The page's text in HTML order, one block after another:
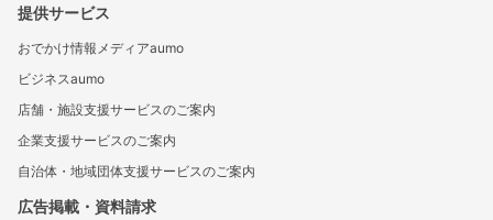
提供サービス
おでかけ情報メディアaumo
ビジネスaumo
店舗・施設支援サービスのご案内
企業支援サービスのご案内
自治体・地域団体支援サービスのご案内
広告掲載・資料請求